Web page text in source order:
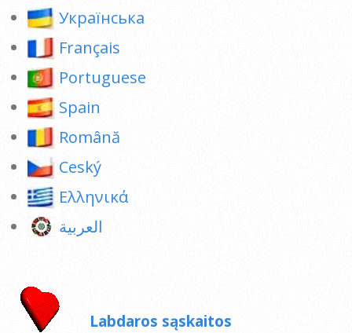
Українська
Français
Portuguese
Spain
Română
Ceský
Ελληνικά
العربية
Labdaros sąskaitos